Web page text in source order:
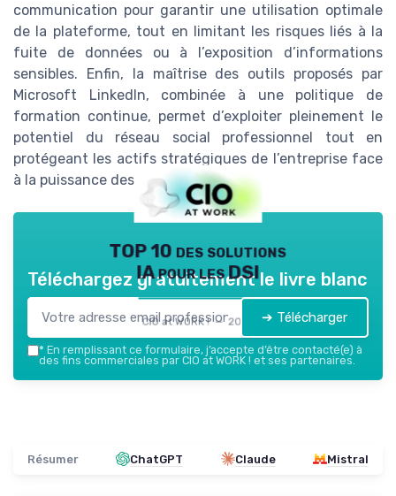
communication pour garantir une utilisation optimale
de la plateforme, tout en limitant les risques liés à la
fuite de données ou à l’exposition d’informations
sensibles. Enfin, la maîtrise des outils proposés par
Microsoft LinkedIn, combinée à une politique de
formation continue, permet d’exploiter pleinement le
potentiel du réseau social professionnel tout en
protégeant les actifs stratégiques de l’entreprise face
à la puissance des GAFAM.
TOP 10 des solutions
IA pour les DSI
CIO at WORK ! — 2026
Téléchargez gratuitement le livre blanc
➔ Télécharger
* En remplissant ce formulaire, j’accepte d’être contacté(e) à
des fins commerciales par CIO at WORK ! et ses partenaires.
Résumer ChatGPT Claude Mistral